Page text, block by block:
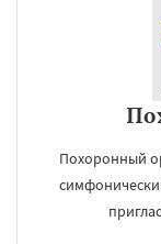
Похоронный